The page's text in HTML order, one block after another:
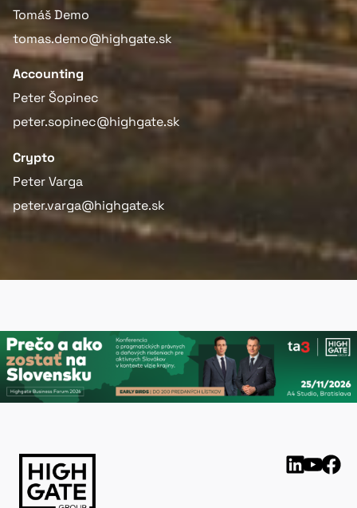
Tomáš Demo
tomas.demo@highgate.sk
Accounting
Peter Šopinec
peter.sopinec@highgate.sk
Crypto
Peter Varga
peter.varga@highgate.sk